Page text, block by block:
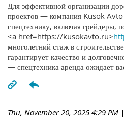
Для эффективной организации
проектов — компания Kusok Avto
спецтехнику, включая грейдеры,
<a href=https://kusokavto.ru>
многолетний стаж в
гарантирует качество и
— спецтехника аренда ожидает
Thu, November 20, 2025 4:29 PM